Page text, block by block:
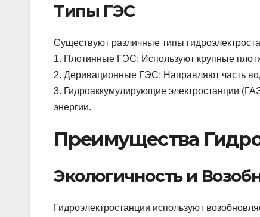
Типы ГЭС
Существуют различные типы
1. Плотинные ГЭС: Используют крупные
2. Деривационные ГЭС: Направляют часть
3. Гидроаккумулирующие электростанции
энергии.
Преимущества
Экологичность и
Гидроэлектростанции используют